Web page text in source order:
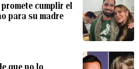
cumplir el
para su madre
que no lo